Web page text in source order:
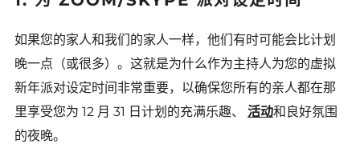
如果您的家人和我们的家人一样，他们有时可能会比计划
晚一点（或很多）。这就是为什么作为主持人为您的虚拟
新年派对设定时间非常重要，以确保您所有的亲人都在那
里享受您为 12 月 31 日计划的充满乐趣、 活动和良好氛围
的夜晚。